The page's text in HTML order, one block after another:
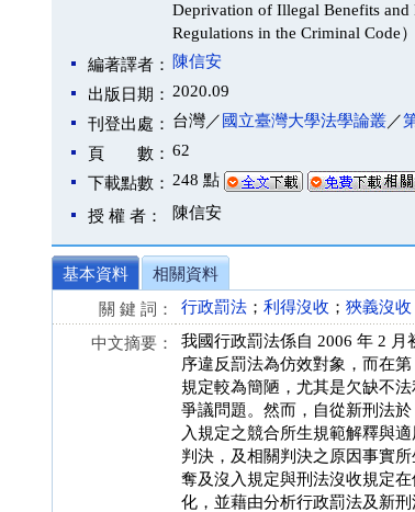
Deprivation of Illegal Benefits and
Regulations in the Criminal Code）
編著譯者：
陳信安
出版日期： 2020.09
刊登出處： 台灣／ 國立臺灣大學法學論叢／
頁 數： 62
下載點數： 248 點
授 權 者：
陳信安
基本資料
相關資料
關 鍵 詞：
行政罰法 ； 利得沒收 ； 狹義沒收
中文摘要：
我國行政罰法係自 2006 年 2
序違反罰法為仿效對象，而在
規定較為簡陋，尤其是欠缺不
爭議問題。然而，自從新刑法
入規定之競合所生規範解釋與
判決，及相關判決之原因事實
奪及沒入規定與刑法沒收規定
化，並藉由分析行政罰法及新